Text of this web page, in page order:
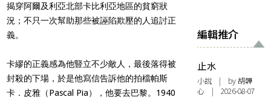
揭穿阿爾及利亞北部卡比利亞地區的貧窮狀
況；不只一次幫助那些被誣陷欺壓的人追討正
義。
卡繆的正義感為他豎立不少敵人，最後落得被
封殺的下場，於是他寫信告訴他的拍檔帕斯
卡．皮雅（Pascal Pia），他要去巴黎。1940
編輯推介
止水
小說 | by 胡韡
心 | 2026-08-07